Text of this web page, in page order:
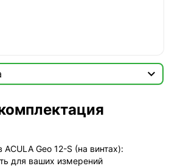

продукцию с
ACULA Geo 12-S (на винтах):
для ваших измерений